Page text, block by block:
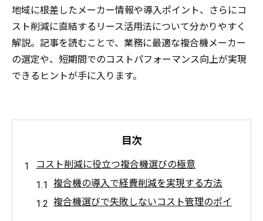
地域に根差したメーカー情報や導入ポイント、さらにコ
スト削減に直結するリース活用法について分かりやすく
解説。記事を読むことで、業務に最適な複合機メーカー
の選定や、短期間でのコストパフォーマンス向上が実現
できるヒントが手に入ります。
目次
コスト削減に役立つ複合機選びの極意
複合機の導入で経費削減を実現する方法
複合機選びで失敗しないコスト管理のポイ